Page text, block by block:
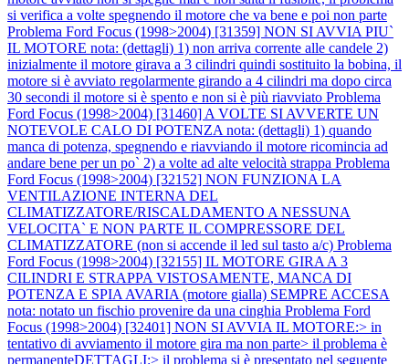
si verifica a volte spegnendo il motore che va bene e poi non parte
Problema Ford Focus (1998>2004) [31359] NON SI AVVIA PIU`
IL MOTORE nota: (dettagli) 1) non arriva corrente alle candele 2)
inizialmente il motore girava a 3 cilindri quindi sostituito la bobina, il
motore si è avviato regolarmente girando a 4 cilindri ma dopo circa
30 secondi il motore si è spento e non si è più riavviato Problema
Ford Focus (1998>2004) [31460] A VOLTE SI AVVERTE UN
NOTEVOLE CALO DI POTENZA nota: (dettagli) 1) quando
manca di potenza, spegnendo e riavviando il motore ricomincia ad
andare bene per un po` 2) a volte ad alte velocità strappa Problema
Ford Focus (1998>2004) [32152] NON FUNZIONA LA
VENTILAZIONE INTERNA DEL
CLIMATIZZATORE/RISCALDAMENTO A NESSUNA
VELOCITA` E NON PARTE IL COMPRESSORE DEL
CLIMATIZZATORE (non si accende il led sul tasto a/c) Problema
Ford Focus (1998>2004) [32155] IL MOTORE GIRA A 3
CILINDRI E STRAPPA VISTOSAMENTE, MANCA DI
POTENZA E SPIA AVARIA (motore gialla) SEMPRE ACCESA
nota: notato un fischio provenire da una cinghia Problema Ford
Focus (1998>2004) [32401] NON SI AVVIA IL MOTORE:> in
tentativo di avviamento il motore gira ma non parte> il problema è
permanenteDETTAGLI:> il problema si è presentato nel seguente